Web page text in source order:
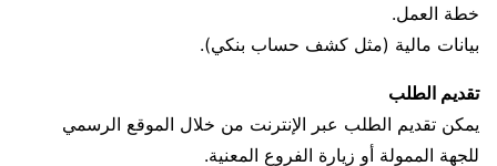
خطة العمل.
بيانات مالية (مثل كشف حساب بنكي).
تقديم الطلب
يمكن تقديم الطلب عبر الإنترنت من خلال الموقع الرسمي
للجهة الممولة أو زيارة الفروع المعنية.